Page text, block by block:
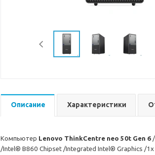
Описание Характеристики
Компьютер Lenovo ThinkCentre neo 50t Gen 6
/Intel® B860 Chipset /Integrated Intel® Graphics /1x